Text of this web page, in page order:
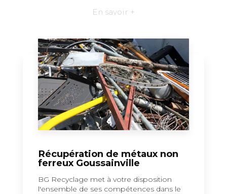
En savoir +
Récupération de métaux non
ferreux Goussainville
BG Recyclage met à votre disposition
l'ensemble de ses compétences dans le